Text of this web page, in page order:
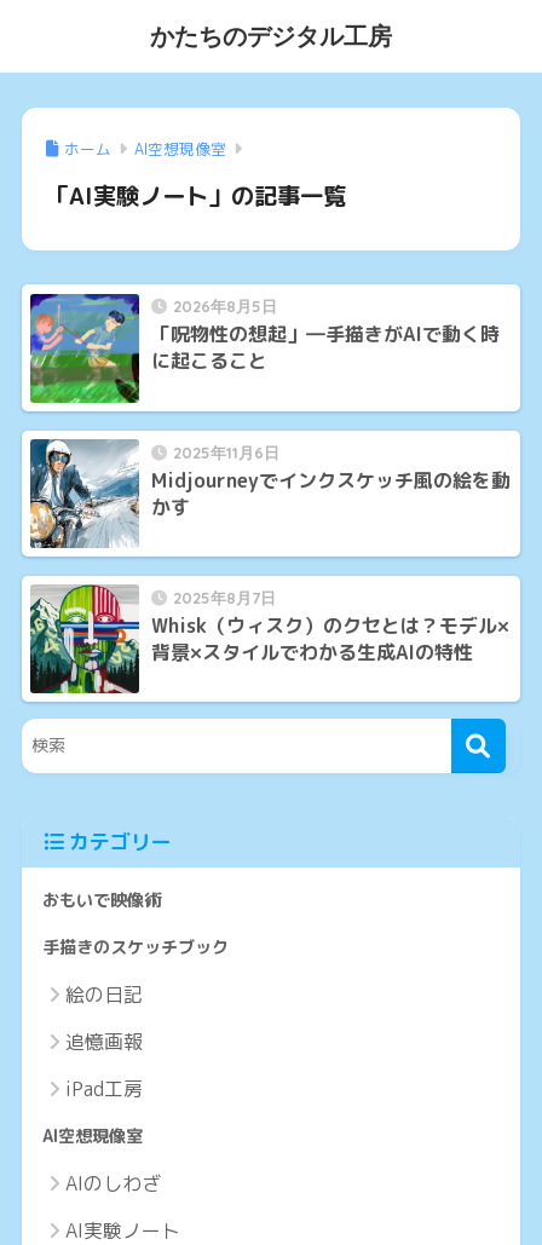
かたちのデジタル工房
ホーム AI空想現像室
「AI実験ノート」の記事一覧
2026年8月5日
「呪物性の想起」―手描きがAIで動く時
に起こること
2025年11月6日
Midjourneyでインクスケッチ風の絵を動
かす
2025年8月7日
Whisk（ウィスク）のクセとは？モデル×
背景×スタイルでわかる生成AIの特性
カテゴリー
おもいで映像術
手描きのスケッチブック
絵の日記
追憶画報
iPad工房
AI空想現像室
AIのしわざ
AI実験ノート